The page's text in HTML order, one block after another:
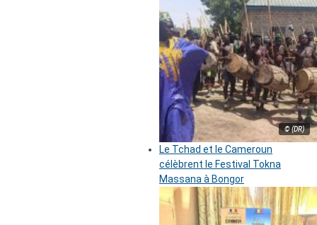
© (DR)
Le Tchad et le Cameroun
célèbrent le Festival Tokna
Massana à Bongor